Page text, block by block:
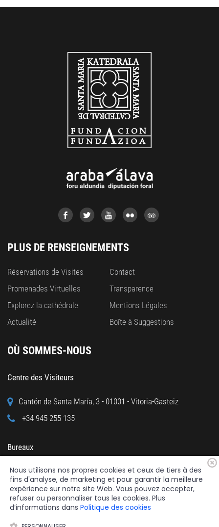
PLUS DE RENSEIGNEMENTS
Réservations de Visites
Promenades Virtuelles
Explorez la cathédrale
Actualité
Contact
Transparence
Mentions Légales
Boîte à Suggestions
OÙ SOMMES-NOUS
Centre des Visiteurs
Cantón de Santa María, 3 - 01001 - Vitoria-Gasteiz
+34 945 255 135
Bureaux
Calle Cuchillería, 95 - 01001 - Vitoria-Gasteiz
+34 945 122 160
Nous utilisons nos propres cookies et ceux de tiers à des
fins d'analyse, de marketing et pour garantir la meilleure
expérience sur notre site Web. Vous pouvez accepter,
refuser ou personnaliser tous les cookies. Plus
d’informations dans Politique des cookies